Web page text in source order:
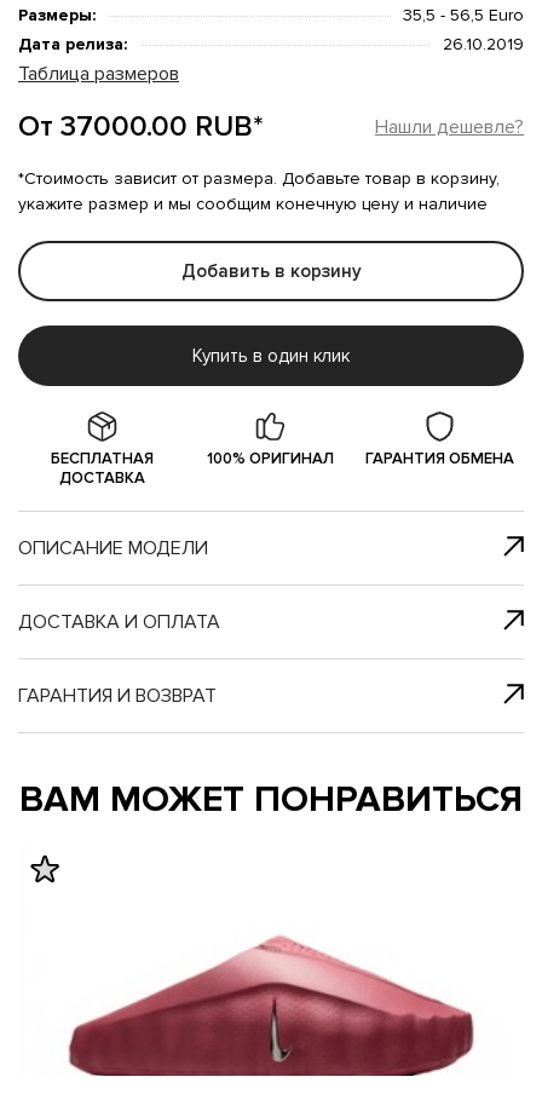
Размеры:
35,5 - 56,5 Euro
Дата релиза:
26.10.2019
Таблица размеров
От 37000.00 RUB* Нашли дешевле?
*Стоимость зависит от размера. Добавьте товар в корзину,
укажите размер и мы сообщим конечную цену и наличие
Добавить в корзину
Купить в один клик
клик
и в
наш
БЕСПЛАТНАЯ
ДОСТАВКА
100% ОРИГИНАЛ ГАРАНТИЯ ОБМЕНА
ОПИСАНИЕ МОДЕЛИ
ДОСТАВКА И ОПЛАТА
ГАРАНТИЯ И ВОЗВРАТ
ВАМ МОЖЕТ ПОНРАВИТЬСЯ
с нами
и в
наш